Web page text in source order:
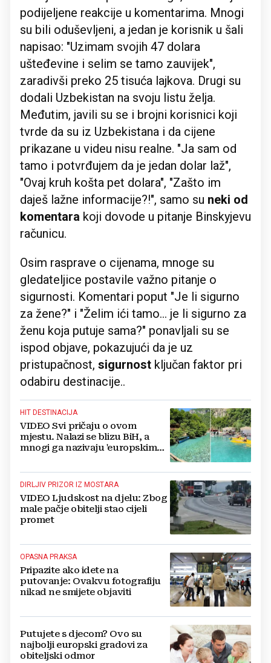
podijeljene reakcije u komentarima. Mnogi
su bili oduševljeni, a jedan je korisnik u šali
napisao: "Uzimam svojih 47 dolara
ušteđevine i selim se tamo zauvijek",
zaradivši preko 25 tisuća lajkova. Drugi su
dodali Uzbekistan na svoju listu želja.
Međutim, javili su se i brojni korisnici koji
tvrde da su iz Uzbekistana i da cijene
prikazane u videu nisu realne. "Ja sam od
tamo i potvrđujem da je jedan dolar laž",
"Ovaj kruh košta pet dolara", "Zašto im
daješ lažne informacije?!", samo su neki od
komentara koji dovode u pitanje Binskyjevu
računicu.
Osim rasprave o cijenama, mnoge su
gledateljice postavile važno pitanje o
sigurnosti. Komentari poput "Je li sigurno
za žene?" i "Želim ići tamo... je li sigurno za
ženu koja putuje sama?" ponavljali su se
ispod objave, pokazujući da je uz
pristupačnost, sigurnost ključan faktor pri
odabiru destinacije..
HIT DESTINACIJA
VIDEO Svi pričaju o ovom
mjestu. Nalazi se blizu BiH, a
mnogi ga nazivaju 'europskim
DIRLJIV PRIZOR IZ MOSTARA
VIDEO Ljudskost na djelu: Zbog
male pačje obitelji stao cijeli
promet
OPASNA PRAKSA
Pripazite ako idete na
putovanje: Ovakvu fotografiju
nikad ne smijete objaviti
Putujete s djecom? Ovo su
najbolji europski gradovi za
obiteljski odmor